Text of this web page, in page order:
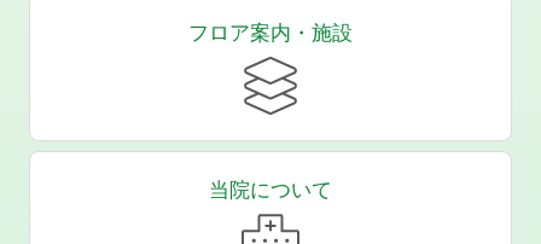
フロア案内・施設
当院について